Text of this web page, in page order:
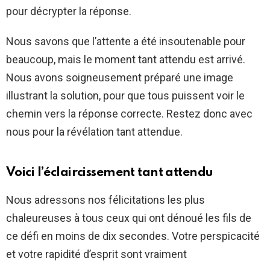
pour décrypter la réponse.
Nous savons que l’attente a été insoutenable pour
beaucoup, mais le moment tant attendu est arrivé.
Nous avons soigneusement préparé une image
illustrant la solution, pour que tous puissent voir le
chemin vers la réponse correcte. Restez donc avec
nous pour la révélation tant attendue.
Voici l’éclaircissement tant attendu
Nous adressons nos félicitations les plus
chaleureuses à tous ceux qui ont dénoué les fils de
ce défi en moins de dix secondes. Votre perspicacité
et votre rapidité d’esprit sont vraiment